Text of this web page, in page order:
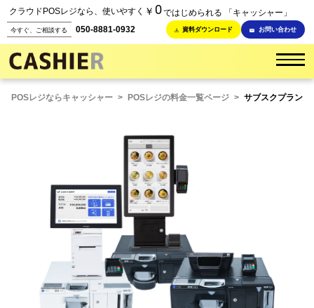
クラウドPOSレジなら、使いやすく ￥ 0ではじめられる 「キャッシャー」
今すぐ、ご相談する 050-8881-0932 資料ダウンロード お問い合わせ
POSレジならキャッシャー > POSレジの料金一覧ページ > サブスクプラン